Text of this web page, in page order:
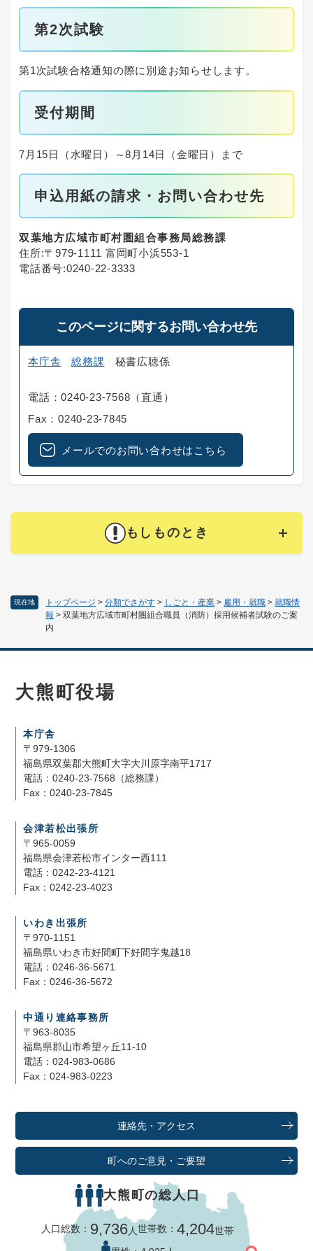
現在地 トップページ > 分類でさがす > しごと・産業 > 雇用・就職 > 就職情
報 > 双葉地方広域市町村圏組合職員（消防）採用候補者試験のご案
内
第2次試験
第1次試験合格通知の際に別途お知らせします。
受付期間
7月15日（水曜日）～8月14日（金曜日）まで
申込用紙の請求・お問い合わせ先
双葉地方広域市町村圏組合事務局総務課
住所:〒979-1111 富岡町小浜553-1
電話番号:0240-22-3333
このページに関するお問い合わせ先
本庁舎 総務課 秘書広聴係
電話：0240-23-7568（直通）
Fax：0240-23-7845
メールでのお問い合わせはこちら
もしものとき
大熊町役場
本庁舎
〒979-1306
福島県双葉郡大熊町大字大川原字南平1717
電話：0240-23-7568（総務課）
Fax：0240-23-7845
会津若松出張所
〒965-0059
福島県会津若松市インター西111
電話：0242-23-4121
Fax：0242-23-4023
いわき出張所
〒970-1151
福島県いわき市好間町下好間字鬼越18
電話：0246-36-5671
Fax：0246-36-5672
中通り連絡事務所
〒963-8035
福島県郡山市希望ヶ丘11-10
電話：024-983-0686
Fax：024-983-0223
連絡先・アクセス
町へのご意見・ご要望
大熊町の総人口
人口総数： 9,736人世帯数：4,204世帯